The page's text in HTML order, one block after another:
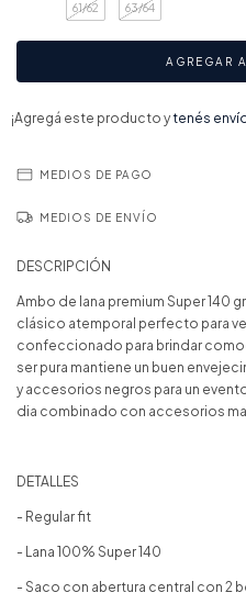
61/62 63/64
¡Agregá este producto ytenés
MEDIOS DE PAGO
MEDIOS DE ENVÍO
DESCRIPCIÓN
Ambo de lana premium Super 140
clásico atemporal perfecto para
confeccionado para brindar
ser pura mantiene un buen
y accesorios negros para un
dia combinado con accesorios
DETALLES
- Regular fit
- Lana 100% Super 140
- Saco con abertura central con 2